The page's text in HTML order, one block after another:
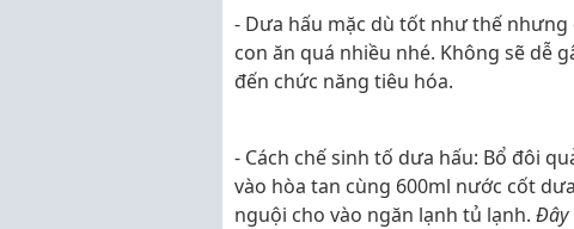
- Dưa hấu mặc dù tốt như thế
con ăn quá nhiều nhé. Không sẽ dễ
đến chức năng tiêu hóa.
- Cách chế sinh tố dưa hấu: Bổ đôi
vào hòa tan cùng 600ml nước cốt
nguội cho vào ngăn lạnh tủ lạnh. Đây